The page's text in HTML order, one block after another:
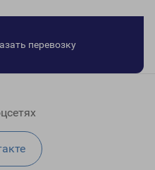
перевозку